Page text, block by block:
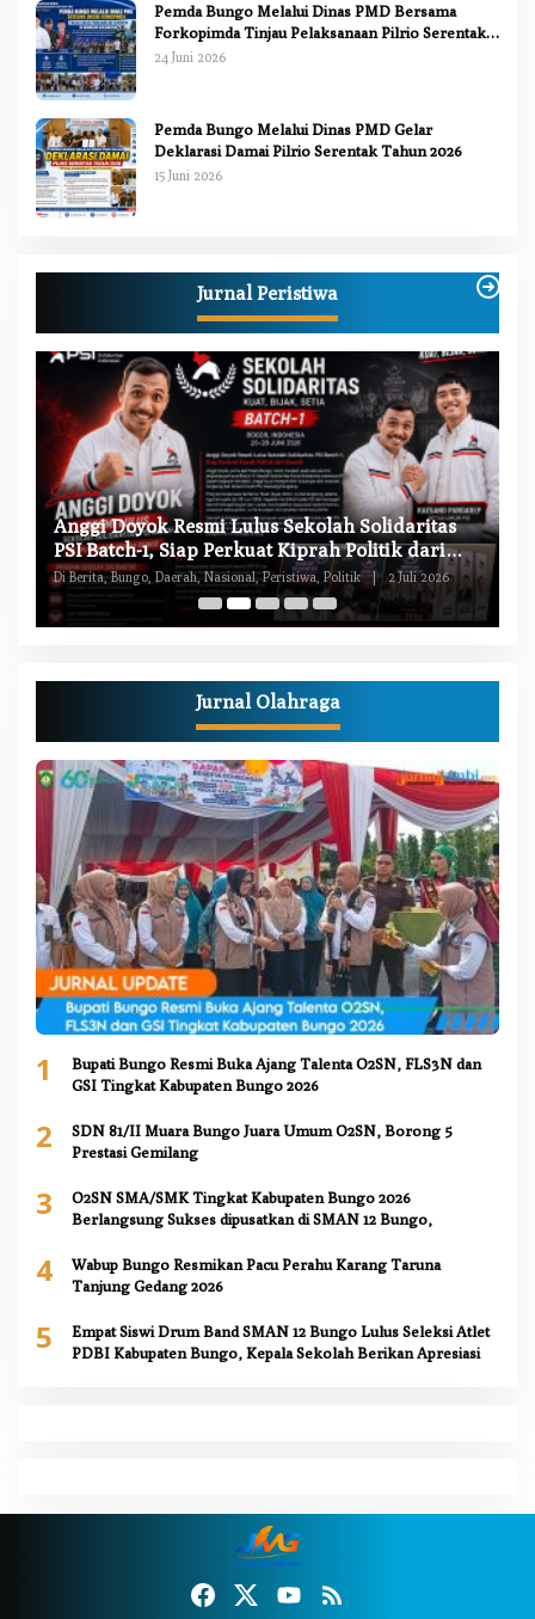
Pemda Bungo Melalui Dinas PMD Bersama
Forkopimda Tinjau Pelaksanaan Pilrio Serentak
2026
24 Juni 2026
Pemda Bungo Melalui Dinas PMD Gelar
Deklarasi Damai Pilrio Serentak Tahun 2026
15 Juni 2026
Jurnal Peristiwa
Anggi Doyok Resmi Lulus Sekolah Solidaritas
PSI Batch-1, Siap Perkuat Kiprah Politik dari
Daerah
Di Berita, Bungo, Daerah, Nasional, Peristiwa, Politik | 2 Juli 2026
Jurnal Olahraga
1
Bupati Bungo Resmi Buka Ajang Talenta O2SN, FLS3N dan
GSI Tingkat Kabupaten Bungo 2026
2
SDN 81/II Muara Bungo Juara Umum O2SN, Borong 5
Prestasi Gemilang
3
O2SN SMA/SMK Tingkat Kabupaten Bungo 2026
Berlangsung Sukses dipusatkan di SMAN 12 Bungo,
4
Wabup Bungo Resmikan Pacu Perahu Karang Taruna
Tanjung Gedang 2026
5
Empat Siswi Drum Band SMAN 12 Bungo Lulus Seleksi Atlet
PDBI Kabupaten Bungo, Kepala Sekolah Berikan Apresiasi